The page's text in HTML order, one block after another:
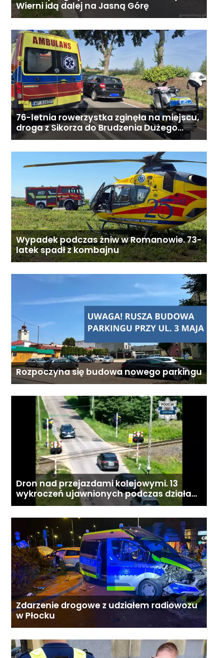
techniczny i wizualny bardzo
dobry. Wszystko działa bez
zarzutu. Cena: 4 490 zł (do
rozsądnej negocjacji).
Wierni idą dalej na Jasną Górę
76-letnia rowerzystka zginęła na miejscu,
droga z Sikorza do Brudzenia Dużego
zablokowana
Wypadek podczas żniw w Romanowie. 73-
latek spadł z kombajnu
Rozpoczyna się budowa nowego parkingu
Dron nad przejazdami kolejowymi. 13
wykroczeń ujawnionych podczas działań
„Bezpieczny przejazd kolejowy”
Zdarzenie drogowe z udziałem radiowozu
w Płocku